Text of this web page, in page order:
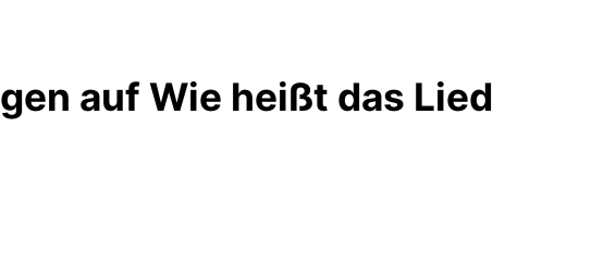
auf Wie heißt das Lied